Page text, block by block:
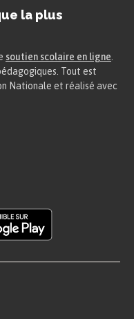
la plus
soutien scolaire en ligne
Tout est
Nationale et réalisé avec